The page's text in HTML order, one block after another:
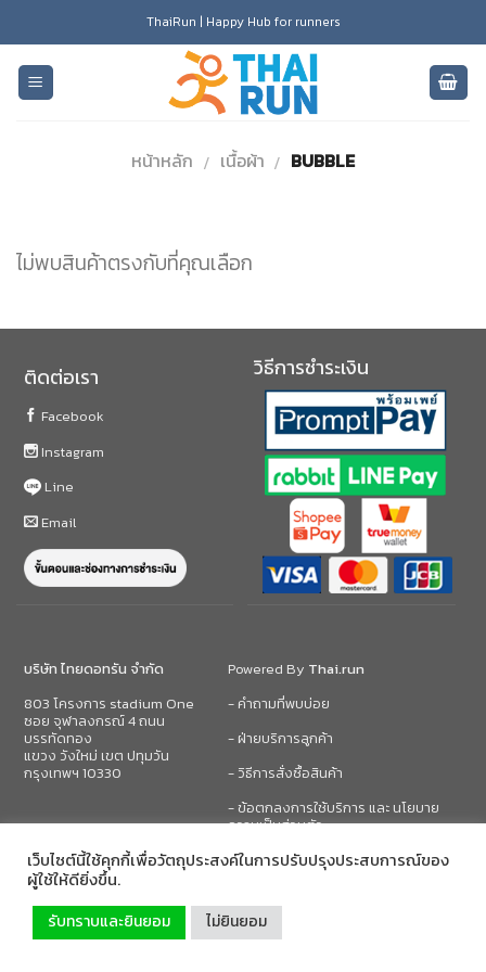
to
content
ThaiRun | Happy Hub for runners
หน้าหลัก / เนื้อผ้า / BUBBLE
ไม่พบสินค้าตรงกับที่คุณเลือก
ติดต่อเรา
Facebook
Instagram
Line
Email
วิธีการชำระเงิน
บริษัท ไทยดอทรัน จำกัด
803 โครงการ stadium One
ซอย จุฬาลงกรณ์ 4 ถนน
บรรทัดทอง
แขวง วังใหม่ เขต ปทุมวัน
กรุงเทพฯ 10330
Powered By Thai.run
- คำถามที่พบบ่อย
- ฝ่ายบริการลูกค้า
- วิธีการสั่งซื้อสินค้า
- ข้อตกลงการใช้บริการ และ นโยบาย
ความเป็นส่วนตัว
เว็บไซต์นี้ใช้คุกกี้เพื่อวัตถุประสงค์ในการปรับปรุงประสบการณ์ของ
ผู้ใช้ให้ดียิ่งขึ้น.
รับทราบและยินยอม ไม่ยินยอม